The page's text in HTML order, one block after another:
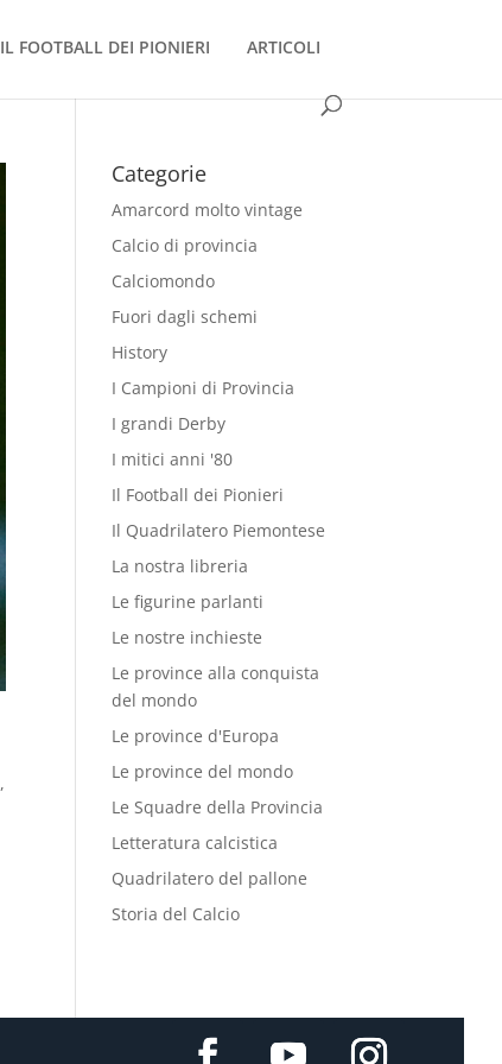
IL FOOTBALL DEI PIONIERI ARTICOLI
,
Categorie
Amarcord molto vintage
Calcio di provincia
Calciomondo
Fuori dagli schemi
History
I Campioni di Provincia
I grandi Derby
I mitici anni '80
Il Football dei Pionieri
Il Quadrilatero Piemontese
La nostra libreria
Le figurine parlanti
Le nostre inchieste
Le province alla conquista
del mondo
Le province d'Europa
Le province del mondo
Le Squadre della Provincia
Letteratura calcistica
Quadrilatero del pallone
Storia del Calcio